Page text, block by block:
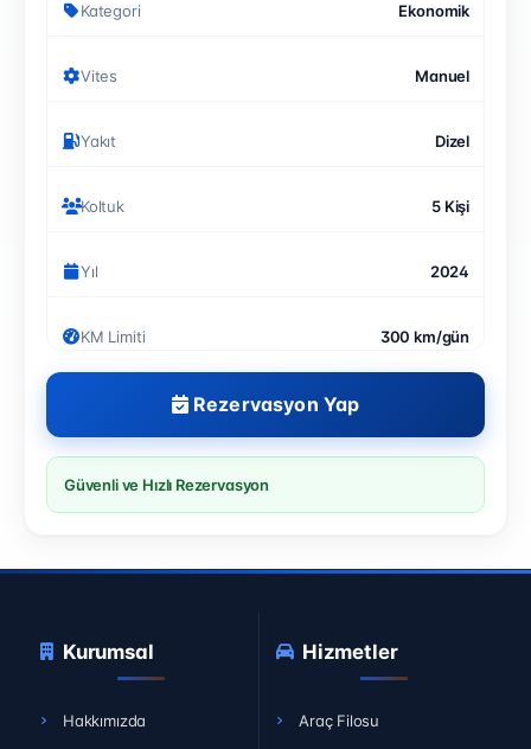
Kategori Ekonomik
Vites Manuel
Yakıt Dizel
Koltuk 5 Kişi
Yıl 2024
KM Limiti 300 km/gün
Rezervasyon Yap
Güvenli ve Hızlı Rezervasyon
Kurumsal
Hakkımızda
Hizmetler
Araç Filosu